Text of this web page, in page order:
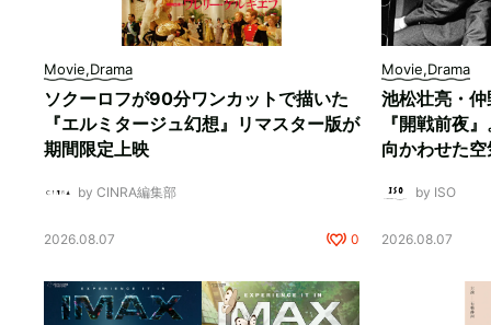
Movie,Drama
ソクーロフが90分ワンカットで描いた
『エルミタージュ幻想』リマスター版が
期間限定上映
by CINRA編集部
2026.08.07 0
Movie,Drama
池松壮亮・
『開戦前夜
向かわせた
by ISO
2026.08.07